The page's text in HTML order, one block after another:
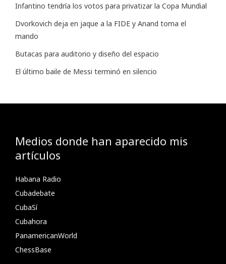
Infantino tendría los votos para privatizar la Copa Mundial
Dvorkovich deja en jaque a la FIDE y Anand toma el
mando
Butacas para auditorio y diseño del espacio
El último baile de Messi terminó en silencio
Medios donde han aparecido mis
artículos
Habana Radio
Cubadebate
CubaSí
Cubahora
PanamericanWorld
ChessBase